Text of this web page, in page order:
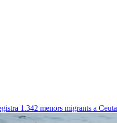
1.342 menors migrants a Ceuta